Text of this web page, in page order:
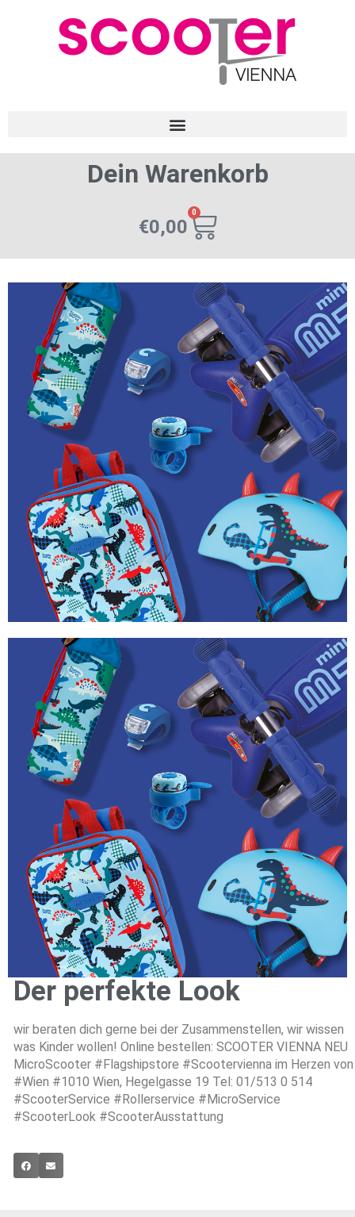
Dein Warenkorb
€0,00
0
Der perfekte Look
wir beraten dich gerne bei der Zusammenstellen, wir wissen
was Kinder wollen! Online bestellen: SCOOTER VIENNA NEU
MicroScooter #Flagshipstore #Scootervienna im Herzen von
#Wien #1010 Wien, Hegelgasse 19 Tel: 01/513 0 514
#ScooterService #Rollerservice #MicroService
#ScooterLook #ScooterAusstattung